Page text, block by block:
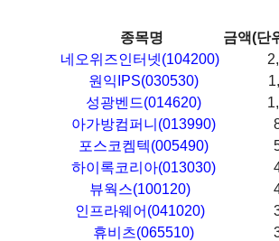
종목명
금액(단
네오위즈인터넷(104200)
원익IPS(030530)
성광벤드(014620)
아가방컴퍼니(013990)
포스코켐텍(005490)
하이록코리아(013030)
뷰웍스(100120)
인프라웨어(041020)
휴비츠(065510)